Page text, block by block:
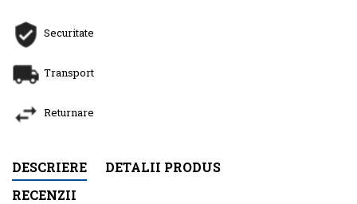
Securitate
Transport
Returnare
DESCRIERE
DETALII PRODUS
RECENZII